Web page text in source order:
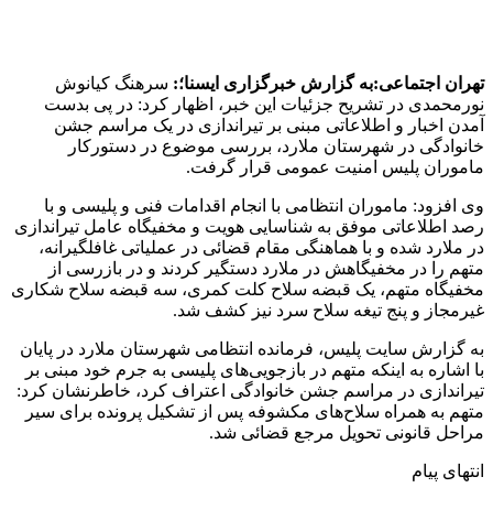
تهران اجتماعی:به گزارش خبرگزاری ایسنا؛: سرهنگ کیانوش
نورمحمدی در تشریح جزئیات این خبر، اظهار کرد: در پی بدست
آمدن اخبار و اطلاعاتی مبنی بر تیراندازی در یک مراسم جشن
خانوادگی در شهرستان ملارد، بررسی موضوع در دستورکار
ماموران پلیس امنیت عمومی قرار گرفت.
وی افزود: ماموران انتظامی با انجام اقدامات فنی و پلیسی و با
رصد اطلاعاتی موفق به شناسایی هویت و مخفیگاه عامل تیراندازی
در ملارد شده و با هماهنگی مقام قضائی در عملیاتی غافلگیرانه،
متهم را در مخفیگاهش در ملارد دستگیر کردند و در بازرسی از
مخفیگاه متهم، یک قبضه سلاح کلت کمری، سه قبضه سلاح شکاری
غیرمجاز و پنج تیغه سلاح سرد نیز کشف شد.
به گزارش سایت پلیس، فرمانده انتظامی شهرستان ملارد در پایان
با اشاره به اینکه متهم در بازجویی‌های پلیسی به جرم خود مبنی بر
تیراندازی در مراسم جشن خانوادگی اعتراف کرد، خاطرنشان کرد:
متهم به همراه سلاح‌های مکشوفه پس از تشکیل پرونده برای سیر
مراحل قانونی تحویل مرجع قضائی شد.
انتهای پیام